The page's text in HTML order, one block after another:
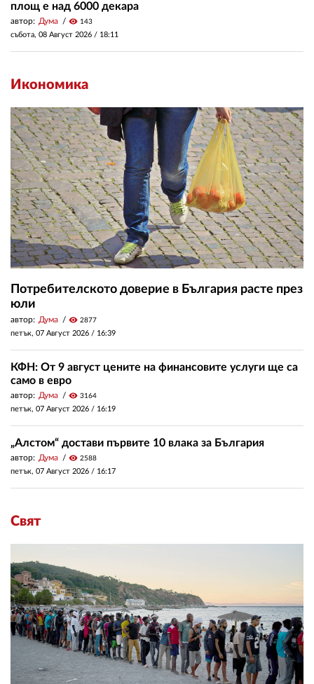
площ е над 6000 декара
автор: Дума visibility 143
събота, 08 Август 2026 / 18:11
Икономика
Потребителското доверие в България расте през
юли
автор: Дума visibility 2877
петък, 07 Август 2026 / 16:39
КФН: От 9 август цените на финансовите услуги ще са
само в евро
автор: Дума visibility 3164
петък, 07 Август 2026 / 16:19
„Алстом“ достави първите 10 влака за България
автор: Дума visibility 2588
петък, 07 Август 2026 / 16:17
Свят